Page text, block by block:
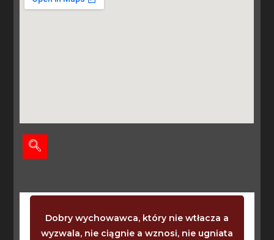
Kiedy dziecko powinno już chodzić i
mówić? Wtedy, kiedy chodzi i mówi. Kiedy